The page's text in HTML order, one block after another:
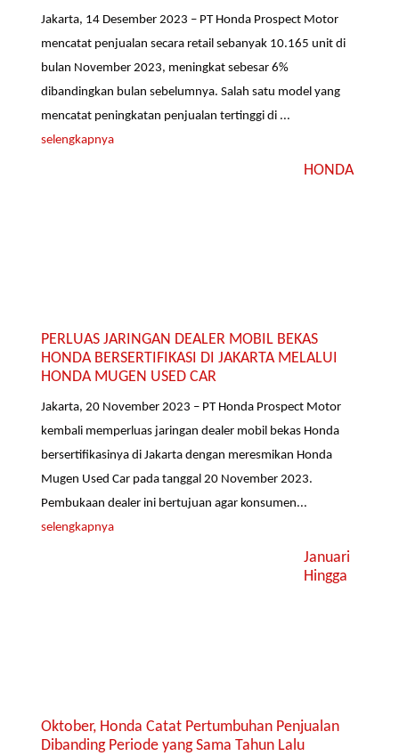
Jakarta, 14 Desember 2023 – PT Honda Prospect Motor
mencatat penjualan secara retail sebanyak 10.165 unit di
bulan November 2023, meningkat sebesar 6%
dibandingkan bulan sebelumnya. Salah satu model yang
mencatat peningkatan penjualan tertinggi di ...
selengkapnya
HONDA
PERLUAS JARINGAN DEALER MOBIL BEKAS
HONDA BERSERTIFIKASI DI JAKARTA MELALUI
HONDA MUGEN USED CAR
Jakarta, 20 November 2023 – PT Honda Prospect Motor
kembali memperluas jaringan dealer mobil bekas Honda
bersertifikasinya di Jakarta dengan meresmikan Honda
Mugen Used Car pada tanggal 20 November 2023.
Pembukaan dealer ini bertujuan agar konsumen...
selengkapnya
Januari
Hingga
Oktober, Honda Catat Pertumbuhan Penjualan
Dibanding Periode yang Sama Tahun Lalu